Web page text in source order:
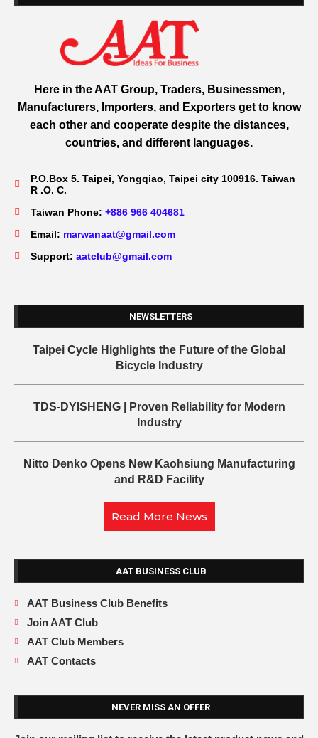
Here in the AAT Group, Traders, Businessmen,
Manufacturers, Importers, and Exporters get to know
each other and cooperate despite the distances,
countries, and different languages.
P.O.Box 5. Taipei, Yongqiao, Taipei city 100916. Taiwan
R .O. C.
Taiwan Phone: +886 966 404681
Email: marwanaat@gmail.com
Support: aatclub@gmail.com
NEWSLETTERS
Taipei Cycle Highlights the Future of the Global
Bicycle Industry
TDS-DYISHENG | Proven Reliability for Modern
Industry
Nitto Denko Opens New Kaohsiung Manufacturing
and R&D Facility
Read More News
AAT BUSINESS CLUB
AAT Business Club Benefits
Join AAT Club
AAT Club Members
AAT Contacts
NEVER MISS AN OFFER